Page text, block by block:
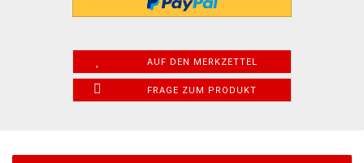
AUF DEN MERKZETTEL
FRAGE ZUM PRODUKT